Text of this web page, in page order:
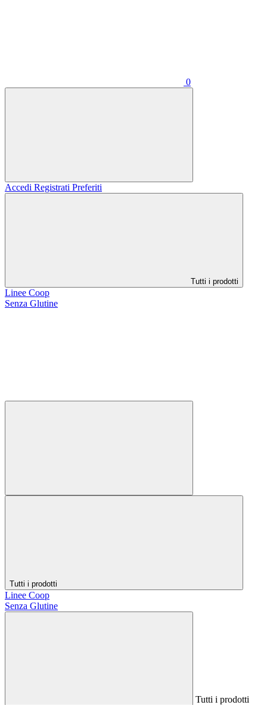
0
Accedi Registrati Preferiti
Tutti i prodotti
Linee Coop
Senza Glutine
Tutti i prodotti
Linee Coop
Senza Glutine
Tutti i prodotti